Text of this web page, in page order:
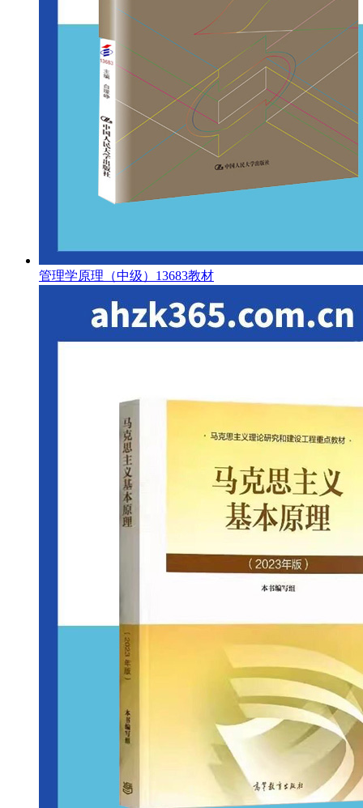
管理学原理（中级）13683教材